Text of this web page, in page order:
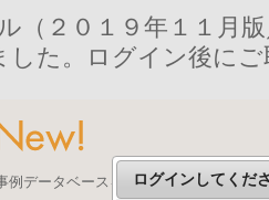
（２０１９年１１月
した。ログイン後に
例データベースを公開しました」 をア
ログインしてくだ